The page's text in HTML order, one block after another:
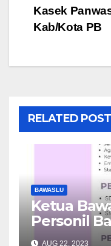
Kasek
Kab/Kota PB
RELATED POST
BAWASLU
Ketua
Personil
2023-2028
AUG 22, 2023